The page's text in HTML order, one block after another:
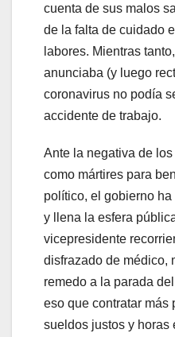
cuenta de sus malos
de la falta de cuidado
labores. Mientras
anunciaba (y luego
coronavirus no podía
accidente de trabajo.
Ante la negativa de
como mártires para
político, el gobierno
y llena la esfera
vicepresidente
disfrazado de médico,
remedo a la parada
eso que contratar más
sueldos justos y horas